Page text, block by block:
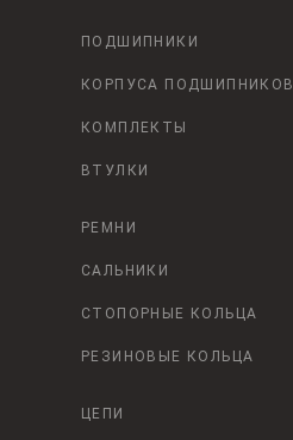
ПОДШИПНИКИ
КОРПУСА ПОДШИПНИКОВ
КОМПЛЕКТЫ
ВТУЛКИ
РЕМНИ
САЛЬНИКИ
СТОПОРНЫЕ КОЛЬЦА
РЕЗИНОВЫЕ КОЛЬЦА
ЦЕПИ